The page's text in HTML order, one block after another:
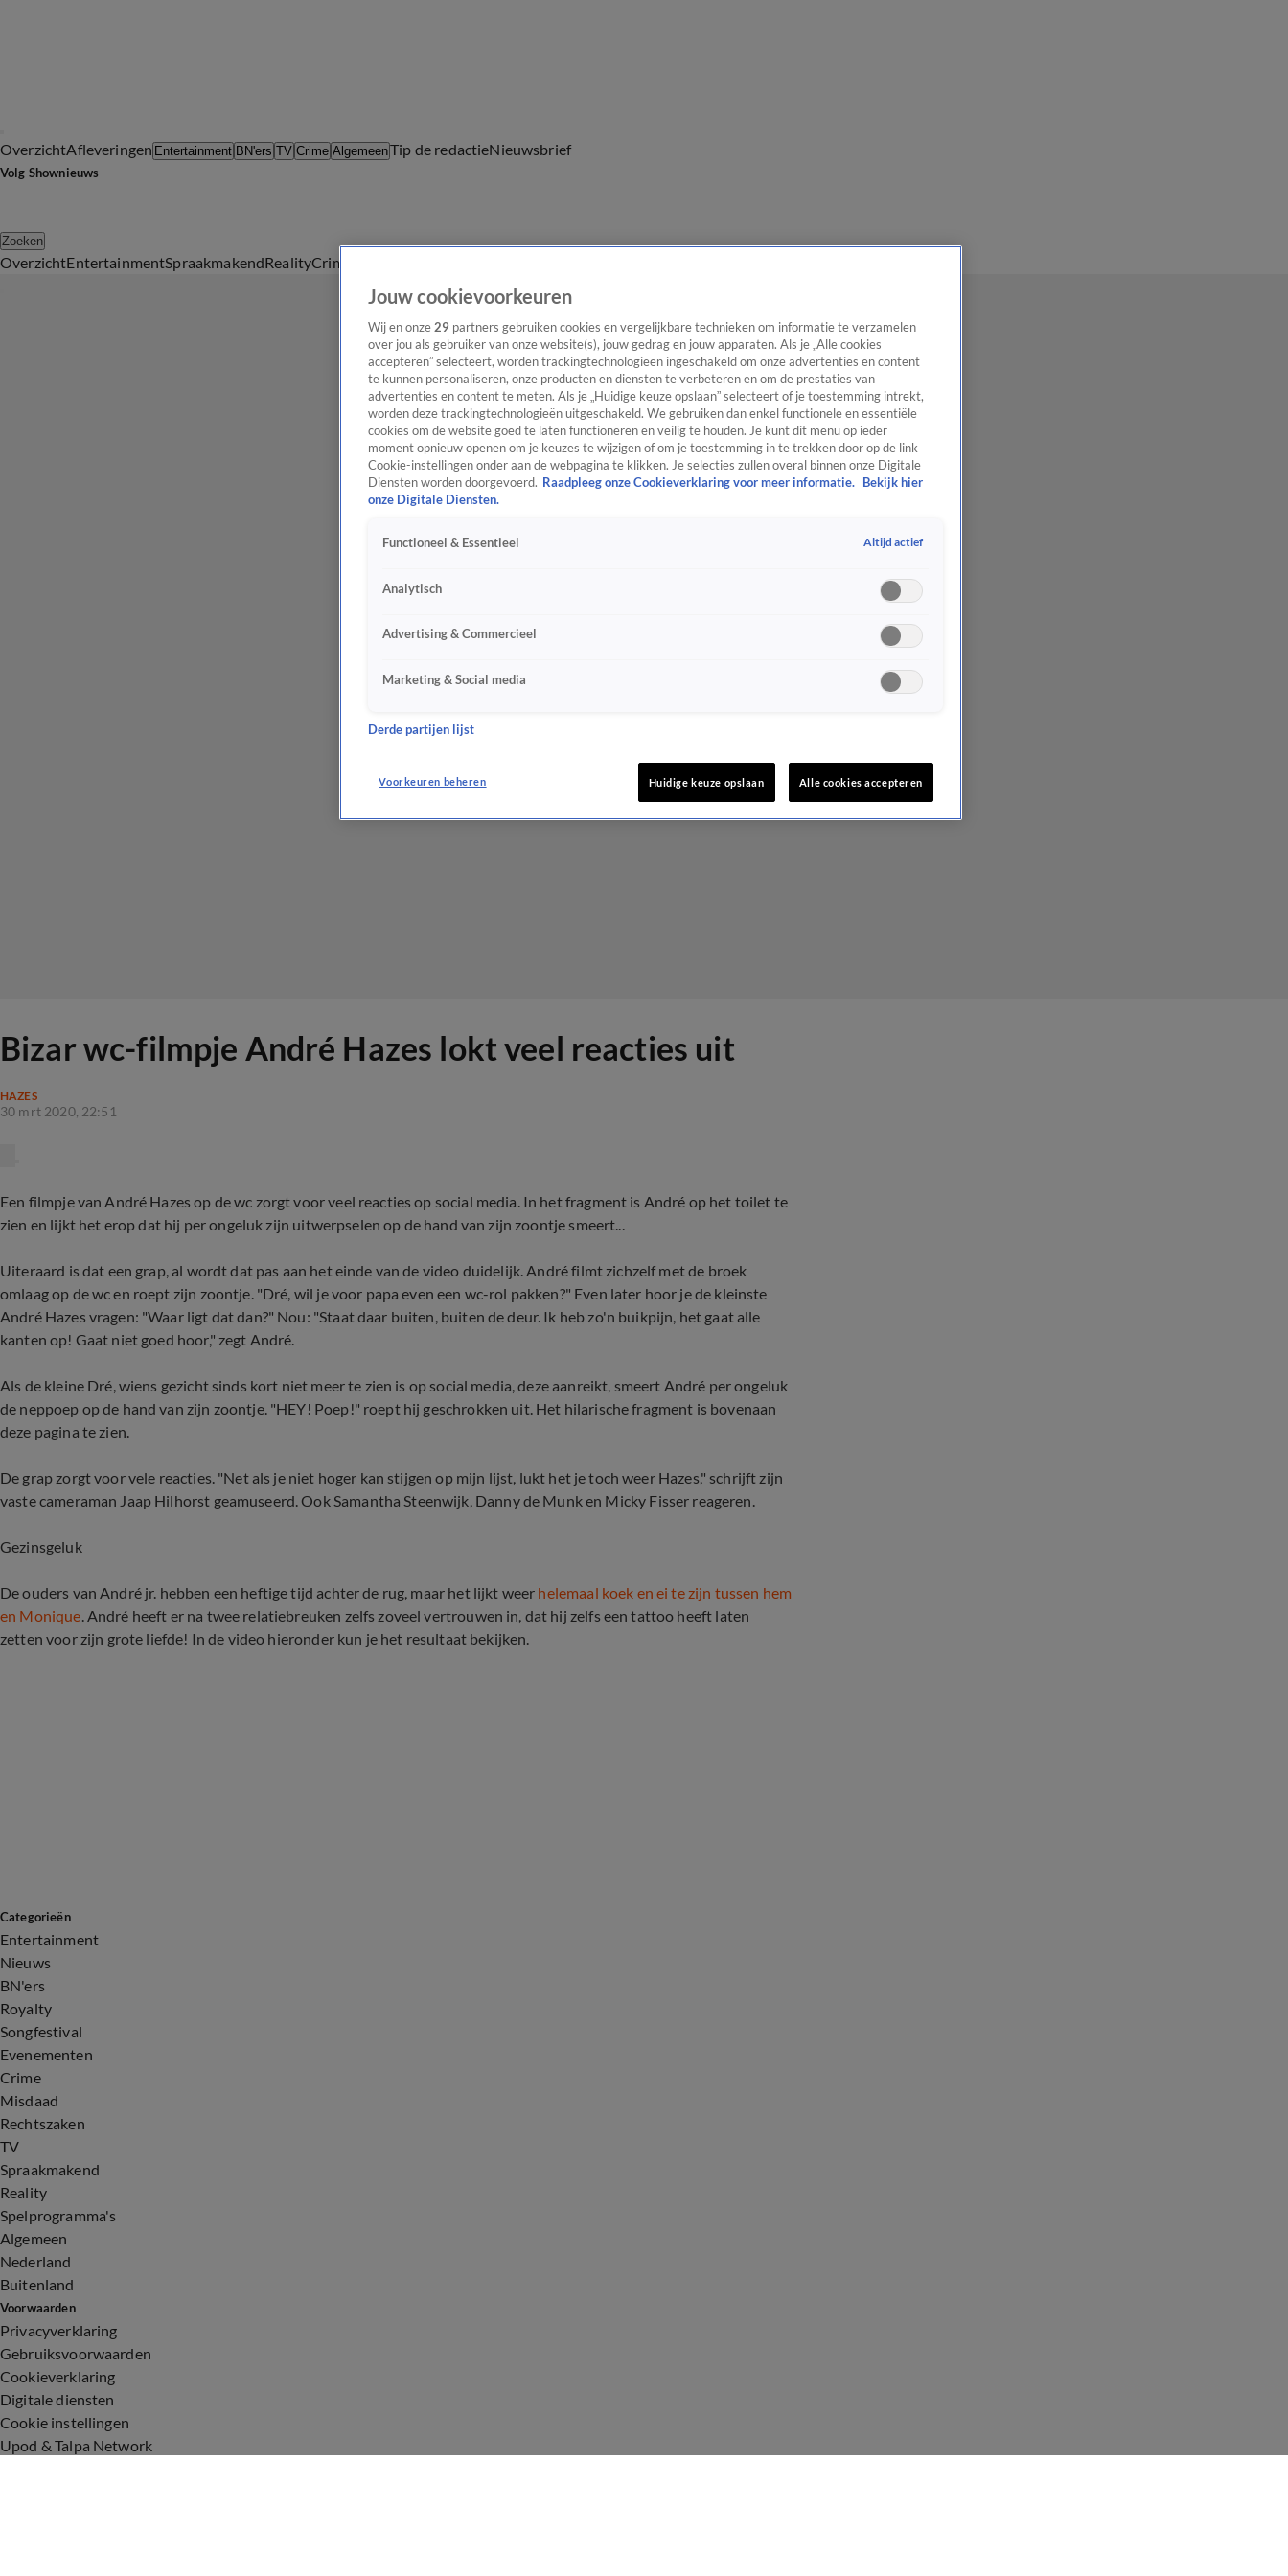
OverzichtAfleveringen Entertainment BN'ers TV Crime AlgemeenTip de redactieNieuwsbrief
Volg Shownieuws
Zoeken
OverzichtEntertainmentSpraakmakendRealityCrime
Bizar wc-filmpje André Hazes lokt veel reacties uit
HAZES
30 mrt 2020, 22:51
Een filmpje van André Hazes op de wc zorgt voor veel reacties op social media. In het fragment is André op het toilet te
zien en lijkt het erop dat hij per ongeluk zijn uitwerpselen op de hand van zijn zoontje smeert...
Uiteraard is dat een grap, al wordt dat pas aan het einde van de video duidelijk. André filmt zichzelf met de broek
omlaag op de wc en roept zijn zoontje. "Dré, wil je voor papa even een wc-rol pakken?" Even later hoor je de kleinste
André Hazes vragen: "Waar ligt dat dan?" Nou: "Staat daar buiten, buiten de deur. Ik heb zo'n buikpijn, het gaat alle
kanten op! Gaat niet goed hoor," zegt André.
Als de kleine Dré, wiens gezicht sinds kort niet meer te zien is op social media, deze aanreikt, smeert André per ongeluk
de neppoep op de hand van zijn zoontje. "HEY! Poep!" roept hij geschrokken uit. Het hilarische fragment is bovenaan
deze pagina te zien.
De grap zorgt voor vele reacties. "Net als je niet hoger kan stijgen op mijn lijst, lukt het je toch weer Hazes," schrijft zijn
vaste cameraman Jaap Hilhorst geamuseerd. Ook Samantha Steenwijk, Danny de Munk en Micky Fisser reageren.
Gezinsgeluk
De ouders van André jr. hebben een heftige tijd achter de rug, maar het lijkt weer helemaal koek en ei te zijn tussen hem
en Monique. André heeft er na twee relatiebreuken zelfs zoveel vertrouwen in, dat hij zelfs een tattoo heeft laten
zetten voor zijn grote liefde! In de video hieronder kun je het resultaat bekijken.
Categorieën
Entertainment
Nieuws
BN'ers
Royalty
Songfestival
Evenementen
Crime
Misdaad
Rechtszaken
TV
Spraakmakend
Reality
Spelprogramma's
Algemeen
Nederland
Buitenland
Voorwaarden
Privacyverklaring
Gebruiksvoorwaarden
Cookieverklaring
Digitale diensten
Cookie instellingen
Upod & Talpa Network
Jouw cookievoorkeuren
Wij en onze 29 partners gebruiken cookies en vergelijkbare technieken om informatie te verzamelen
over jou als gebruiker van onze website(s), jouw gedrag en jouw apparaten. Als je „Alle cookies
accepteren” selecteert, worden trackingtechnologieën ingeschakeld om onze advertenties en content
te kunnen personaliseren, onze producten en diensten te verbeteren en om de prestaties van
advertenties en content te meten. Als je „Huidige keuze opslaan” selecteert of je toestemming intrekt,
worden deze trackingtechnologieën uitgeschakeld. We gebruiken dan enkel functionele en essentiële
cookies om de website goed te laten functioneren en veilig te houden. Je kunt dit menu op ieder
moment opnieuw openen om je keuzes te wijzigen of om je toestemming in te trekken door op de link
Cookie-instellingen onder aan de webpagina te klikken. Je selecties zullen overal binnen onze Digitale
Diensten worden doorgevoerd. Raadpleeg onze Cookieverklaring voor meer informatie.
Bekijk hier
onze Digitale Diensten.
Functioneel & Essentieel Altijd actief
Analytisch
Advertising & Commercieel
Marketing & Social media
Derde partijen lijst
Voorkeuren beheren Huidige keuze opslaan Alle cookies accepteren